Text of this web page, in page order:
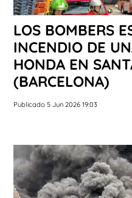
LOS BOMBERS
INCENDIO DE
HONDA EN
(BARCELONA)
Publicado 5 Jun 2026 19:03